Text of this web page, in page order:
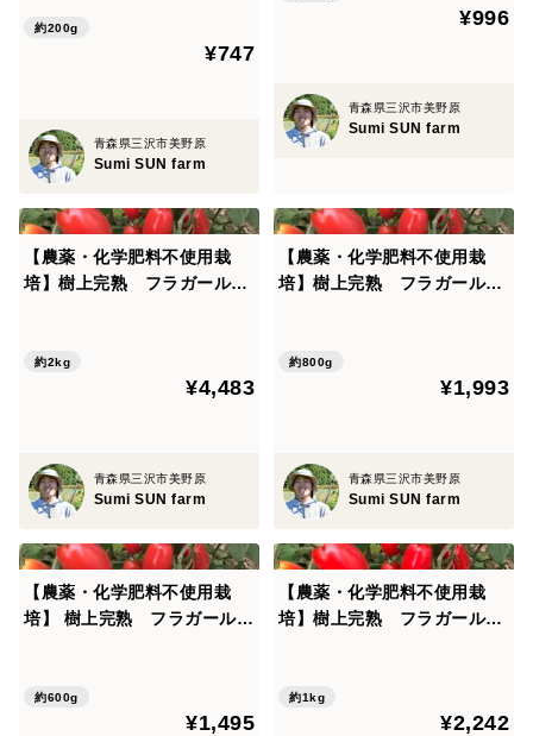
約200g
¥747
青森県三沢市美野原
Sumi SUN farm
¥996
青森県三沢市美野原
Sumi SUN farm
【農薬・化学肥料不使用栽
培】樹上完熟 フラガールト
約2kg
¥4,483
青森県三沢市美野原
Sumi SUN farm
【農薬・化学肥料不使用栽
培】樹上完熟 フラガールト
約800g
¥1,993
青森県三沢市美野原
Sumi SUN farm
【農薬・化学肥料不使用栽
培】 樹上完熟 フラガールト
約600g
¥1,495
【農薬・化学肥料不使用栽
培】樹上完熟 フラガールト
約1kg
¥2,242